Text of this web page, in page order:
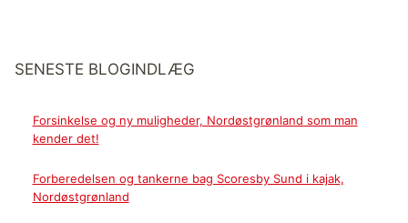
SENESTE BLOGINDLÆG
Forsinkelse og ny muligheder, Nordøstgrønland som man
kender det!
Forberedelsen og tankerne bag Scoresby Sund i kajak,
Nordøstgrønland